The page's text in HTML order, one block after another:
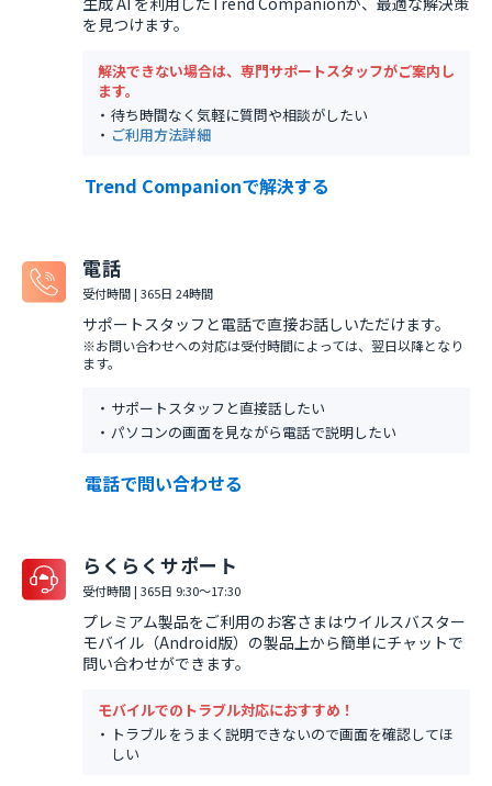
を見つけます。
解決できない場合は、専門サポートスタッフがご案内し
ます。
待ち時間なく気軽に質問や相談がしたい
ご利用方法詳細
Trend Companionで解決する
電話
受付時間 | 365日 24時間
サポートスタッフと電話で直接お話しいただけます。
※お問い合わせへの対応は受付時間によっては、翌日以降となり
ます。
サポートスタッフと直接話したい
パソコンの画面を見ながら電話で説明したい
電話で問い合わせる
らくらくサポート
受付時間 | 365日 9:30～17:30
プレミアム製品をご利用のお客さまはウイルスバスター
モバイル（Android版）の製品上から簡単にチャットで
問い合わせができます。
モバイルでのトラブル対応におすすめ！
トラブルをうまく説明できないので画面を確認してほ
しい